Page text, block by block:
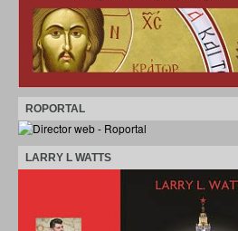
ROPORTAL
LARRY L WATTS